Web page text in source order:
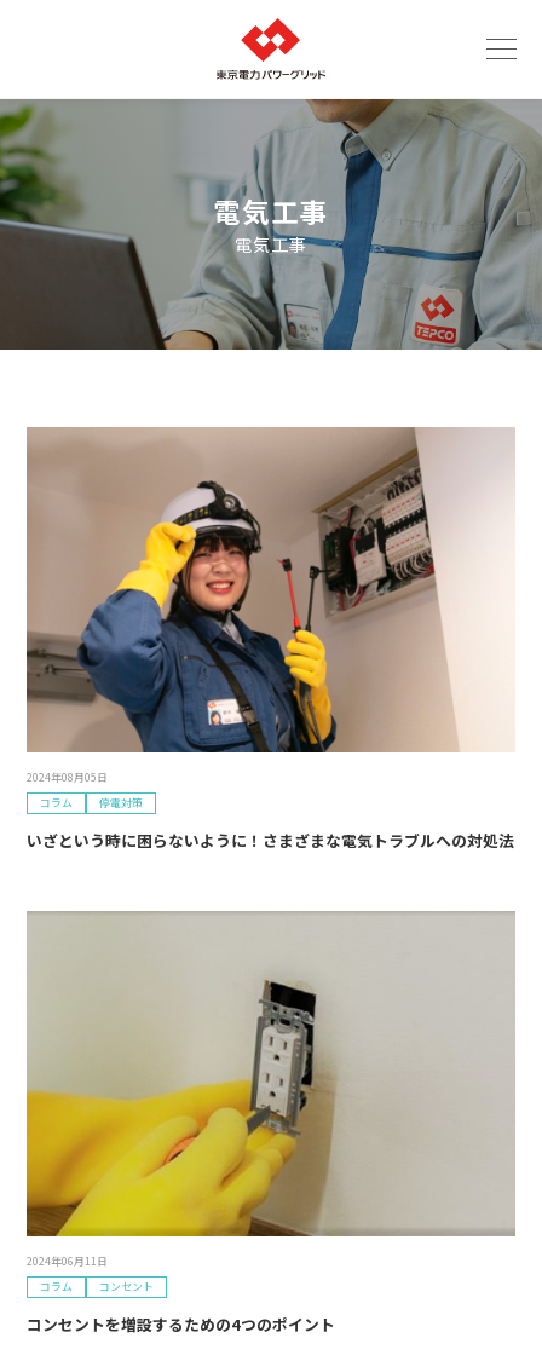
電気工事
電気工事
2024年08月05日
コラム
停電対策
いざという時に困らないように！さまざまな電気トラブルへの対処法
2024年06月11日
コラム
コンセント
コンセントを増設するための4つのポイント